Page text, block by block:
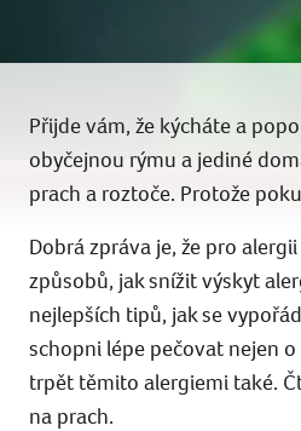
Přijde vám, že kýcháte a
obyčejnou rýmu a jediné
prach a roztoče. Protože
Dobrá zpráva je, že pro
způsobů, jak snížit výskyt
nejlepších tipů, jak se
schopni lépe pečovat nejen
trpět těmito alergiemi také.
na prach.